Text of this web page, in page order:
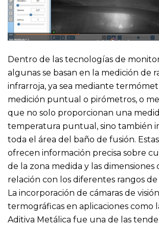
Dentro de las tecnologías de
algunas se basan en la medición de
infrarroja, ya sea mediante
medición puntual o pirómetros, o
que no solo proporcionan una
temperatura puntual, sino también
toda el área del baño de fusión.
ofrecen información precisa sobre
de la zona medida y las dimensiones
relación con los diferentes rangos
La incorporación de cámaras de
termográficas en aplicaciones como
Aditiva Metálica fue una de las